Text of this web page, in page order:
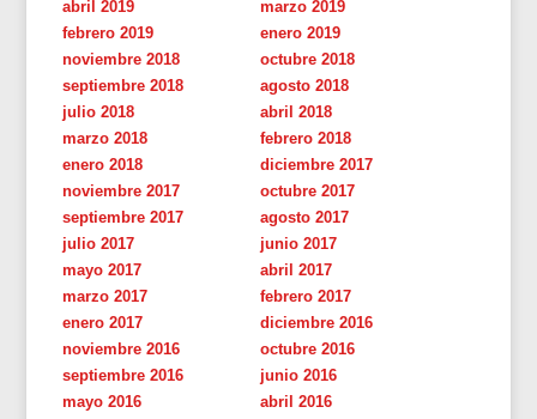
abril 2019
marzo 2019
febrero 2019
enero 2019
noviembre 2018
octubre 2018
septiembre 2018
agosto 2018
julio 2018
abril 2018
marzo 2018
febrero 2018
enero 2018
diciembre 2017
noviembre 2017
octubre 2017
septiembre 2017
agosto 2017
julio 2017
junio 2017
mayo 2017
abril 2017
marzo 2017
febrero 2017
enero 2017
diciembre 2016
noviembre 2016
octubre 2016
septiembre 2016
junio 2016
mayo 2016
abril 2016